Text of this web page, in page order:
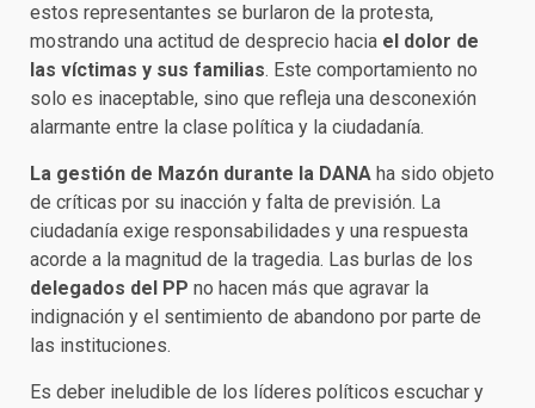
estos representantes se burlaron de la protesta,
mostrando una actitud de desprecio hacia el dolor de
las víctimas y sus familias. Este comportamiento no
solo es inaceptable, sino que refleja una desconexión
alarmante entre la clase política y la ciudadanía.​
La gestión de Mazón durante la DANA ha sido objeto
de críticas por su inacción y falta de previsión. La
ciudadanía exige responsabilidades y una respuesta
acorde a la magnitud de la tragedia. Las burlas de los
delegados del PP no hacen más que agravar la
indignación y el sentimiento de abandono por parte de
las instituciones.​
Es deber ineludible de los líderes políticos escuchar y